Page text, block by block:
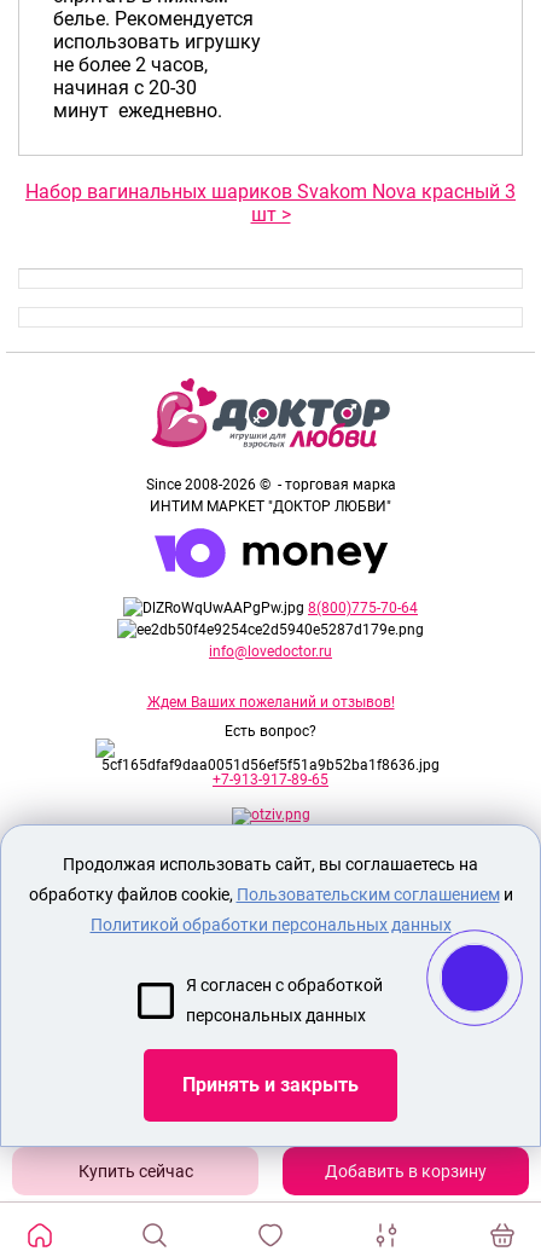
Добавить в корзину
белье. Рекомендуется
использовать игрушку
не более 2 часов,
начиная с 20-30
минут ежедневно.
Набор вагинальных шариков Svakom Nova красный 3
шт >
Since 2008-2026 © - торговая марка
ИНТИМ МАРКЕТ "ДОКТОР ЛЮБВИ"
8(800)775-70-64
info@lovedoctor.ru
Ждем Ваших пожеланий и отзывов!
Есть вопрос?
+7-913-917-89-65
Секс шоп Доктор Любви предназначен
исключительно для лиц старше 18 лет!
Вся продукция имеет знак EAC
Евразийского соответствия.
ЭРОТИЧЕСКОЕ БЕЛЬЕ
Показать еще
Продолжая использовать сайт, вы соглашаетесь на
обработку файлов cookie, Пользовательским соглашениеми
Политикой обработки персональных данных
Я согласен с обработкой
персональных данных
Принять и закрыть